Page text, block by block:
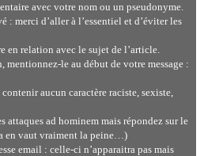
avec votre nom ou un pseudonyme.
: merci d’aller à l’essentiel et d’éviter les
en relation avec le sujet de l’article.
mentionnez-le au début de votre message :
aucun caractère raciste, sexiste,
attaques ad hominem mais répondez sur le
en vaut vraiment la peine…)
email : celle-ci n’apparaitra pas mais